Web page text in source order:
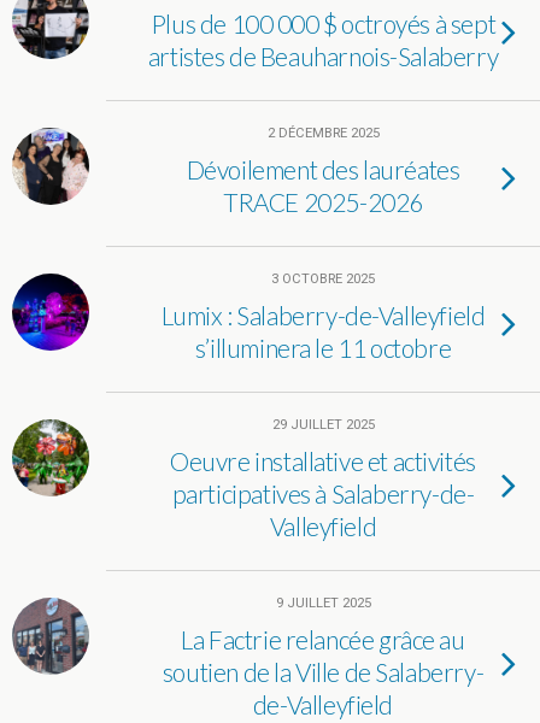
Plus de 100 000 $ octroyés à sept
artistes de Beauharnois-Salaberry
2 DÉCEMBRE 2025
Dévoilement des lauréates
TRACE 2025-2026
3 OCTOBRE 2025
Lumix : Salaberry-de-Valleyfield
s’illuminera le 11 octobre
29 JUILLET 2025
Oeuvre installative et activités
participatives à Salaberry-de-
Valleyfield
9 JUILLET 2025
La Factrie relancée grâce au
soutien de la Ville de Salaberry-
de-Valleyfield